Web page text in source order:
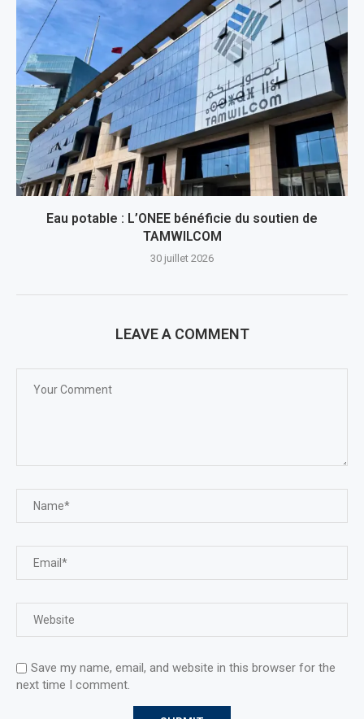
Eau potable : L’ONEE bénéficie du soutien de
TAMWILCOM
30 juillet 2026
LEAVE A COMMENT
Save my name, email, and website in this browser for the
next time I comment.